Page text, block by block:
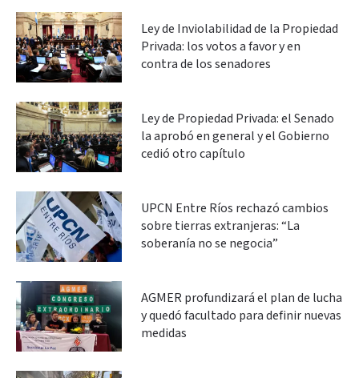
Ley de Inviolabilidad de la Propiedad
Privada: los votos a favor y en
contra de los senadores
Ley de Propiedad Privada: el Senado
la aprobó en general y el Gobierno
cedió otro capítulo
UPCN Entre Ríos rechazó cambios
sobre tierras extranjeras: “La
soberanía no se negocia”
AGMER profundizará el plan de lucha
y quedó facultado para definir nuevas
medidas